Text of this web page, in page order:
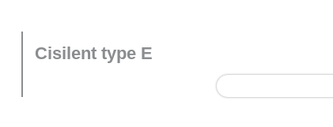
Cisilent type E